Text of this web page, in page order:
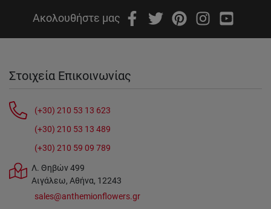
Ακολουθήστε μας
Στοιχεία Επικοινωνίας
(+30) 210 53 13 623
(+30) 210 53 13 489
(+30) 210 59 09 789
Λ. Θηβών 499
Αιγάλεω, Αθήνα, 12243
sales@anthemionflowers.gr